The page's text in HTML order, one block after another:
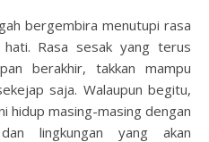
bergembira menutupi rasa
Rasa sesak yang terus
berakhir, takkan mampu
saja. Walaupun begitu,
hidup masing-masing dengan
lingkungan yang akan